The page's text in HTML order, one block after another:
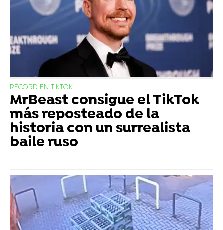
RÉCORD EN TIKTOK
MrBeast consigue el TikTok
más reposteado de la
historia con un surrealista
baile ruso